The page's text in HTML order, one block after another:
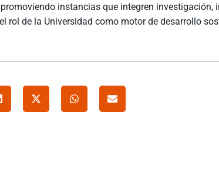
instancias que integren
rol de la Universidad como motor de desarrollo